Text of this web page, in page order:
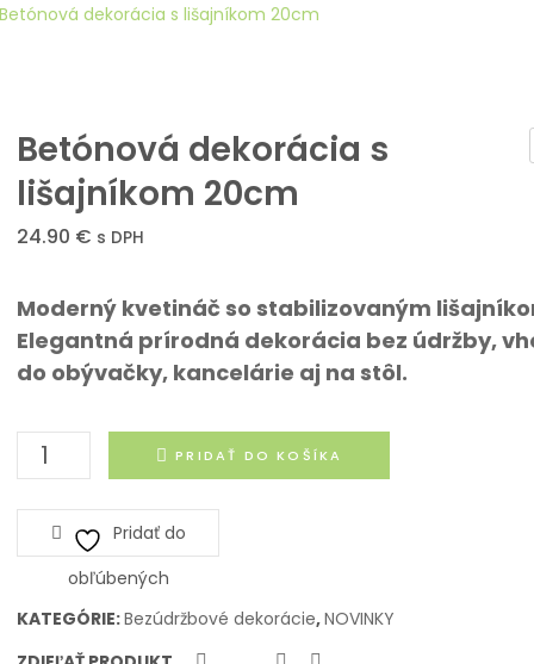
dekorácia s lišajníkom 20cm
Betónová dekorácia s
lišajníkom 20cm
24.90 € s DPH
Moderný kvetináč so stabilizovaným
Elegantná prírodná dekorácia bez údržby,
do obývačky, kancelárie aj na stôl.
množstvo
Betónová
dekorácia
lišajníkom
PRIDAŤ DO KOŠÍKA
Pridať do
obľúbených
KATEGÓRIE:Bezúdržbové dekorácie,NOVINKY